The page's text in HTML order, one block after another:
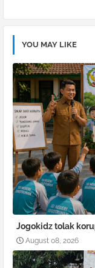
YOU MAY LIKE
Jogokidz tolak
August 08, 2026